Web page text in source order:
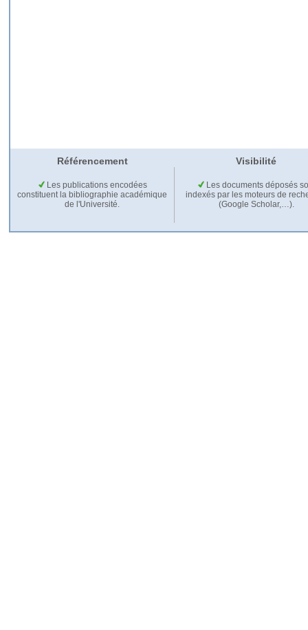
Référencement Visibilité
Les publications encodées
constituent la bibliographie académique
de l'Université.
Les documents déposés
indexés par les moteurs de
(Google Scholar,…).